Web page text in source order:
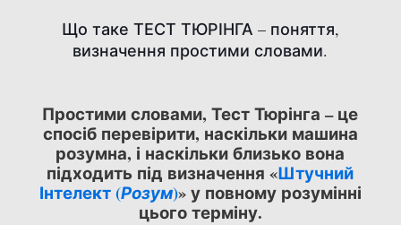
Що таке ТЕСТ ТЮРІНГА – поняття,
визначення простими словами.
Простими словами, Тест Тюрінга – це
спосіб перевірити, наскільки машина
розумна, і наскільки близько вона
підходить під визначення «Штучний
Інтелект (Розум)» у повному розумінні
цього терміну.